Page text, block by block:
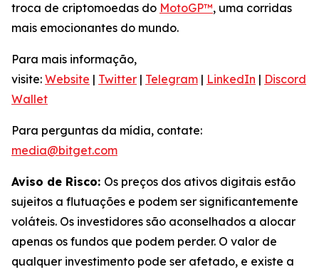
troca de criptomoedas do MotoGP™, uma corridas
mais emocionantes do mundo.
Para mais informação,
visite: Website | Twitter | Telegram | LinkedIn | Discord
Wallet
Para perguntas da mídia, contate:
media@bitget.com
Aviso de Risco: Os preços dos ativos digitais estão
sujeitos a flutuações e podem ser significantemente
voláteis. Os investidores são aconselhados a alocar
apenas os fundos que podem perder. O valor de
qualquer investimento pode ser afetado, e existe a